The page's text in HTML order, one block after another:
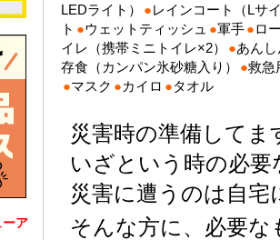
LEDライト）
●レインコート（Lサイ
ト ●ウェットティッシュ ●軍手●ロ
イレ（携帯ミニトイレ×2）
●あんし
存食（カンパン氷砂糖入り）
●救急
●マスク ●カイロ ●タオル
災害時の準備してま
いざという時の必
災害に遭うのは自
そんな方に、必要
ーア